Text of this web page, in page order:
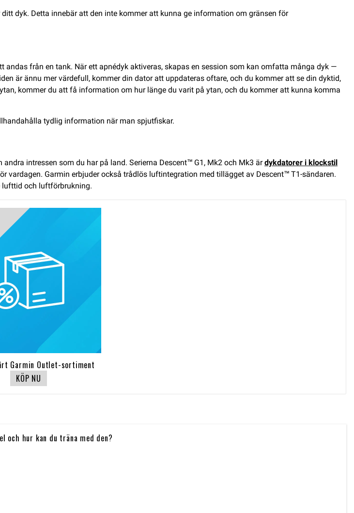
dyk. Detta innebär att den inte kommer att kunna ge information om gränsen för
från en tank. När ett apnédyk aktiveras, skapas en session som kan omfatta många dyk —
är ännu mer värdefull, kommer din dator att uppdateras oftare, och du kommer att se din dyktid,
kommer du att få information om hur länge du varit på ytan, och du kommer att kunna komma
tydlig information när man spjutfiskar.
intressen som du har på land. Serierna Descent™ G1, Mk2 och Mk3 ärdykdatorer i klockstil
Garmin erbjuder också trådlös luftintegration med tillägget av Descent™ T1-sändaren.
lufttid och luftförbrukning.
Garmin Outlet-sortiment
KÖP NU
och hur kan du träna med den?